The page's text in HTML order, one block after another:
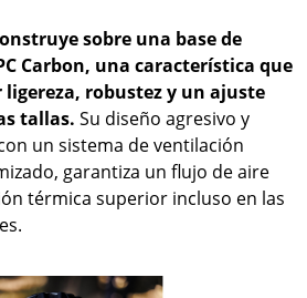
sobre una base de
Carbon, una característica que
robustez y un ajuste
tallas. Su diseño agresivo y
un sistema de ventilación
garantiza un flujo de aire
térmica superior incluso en las